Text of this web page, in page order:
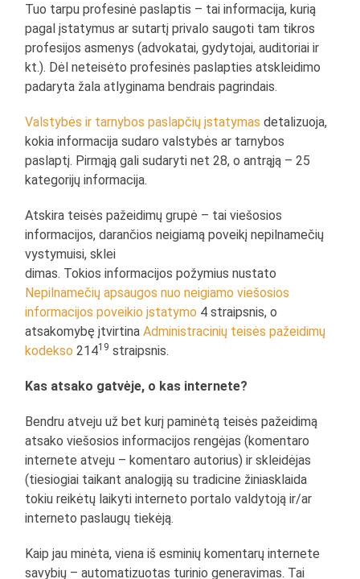
Tuo tarpu profesinė paslaptis – tai informacija, kurią
pagal įstatymus ar sutartį privalo saugoti tam tikros
profesijos asmenys (advokatai, gydytojai, auditoriai ir
kt.). Dėl neteisėto profesinės paslapties atskleidimo
padaryta žala atlyginama bendrais pagrindais.
Valstybės ir tarnybos paslapčių įstatymas detalizuoja,
kokia informacija sudaro valstybės ar tarnybos
paslaptį. Pirmąją gali sudaryti net 28, o antrąją – 25
kategorijų informacija.
Atskira teisės pažeidimų grupė – tai viešosios
informacijos, darančios neigiamą poveikį nepilnamečių
vystymuisi, sklei
dimas. Tokios informacijos požymius nustato
Nepilnamečių apsaugos nuo neigiamo viešosios
informacijos poveikio įstatymo 4 straipsnis, o
atsakomybę įtvirtinaAdministracinių teisės pažeidimų
kodekso 21419 straipsnis.
Kas atsako gatvėje, o kas internete?
Bendru atveju už bet kurį paminėtą teisės pažeidimą
atsako viešosios informacijos rengėjas (komentaro
internete atveju – komentaro autorius) ir skleidėjas
(tiesiogiai taikant analogiją su tradicine žiniasklaida
tokiu reikėtų laikyti interneto portalo valdytoją ir/ar
interneto paslaugų tiekėją.
Kaip jau minėta, viena iš esminių komentarų internete
savybių – automatizuotas turinio generavimas. Tai